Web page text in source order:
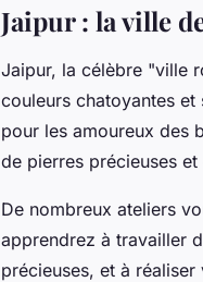
Jaipur : la ville
Jaipur, la célèbre "ville
couleurs chatoyantes
pour les amoureux des
de pierres précieuses
De nombreux ateliers
apprendrez à travailler
précieuses, et à